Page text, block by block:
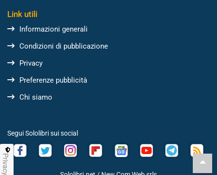
Link utili
Informazioni generali
Condizioni di pubblicazione
Privacy
Preferenze pubblicità
Chi siamo
Segui Sololibri sui social
Privacy